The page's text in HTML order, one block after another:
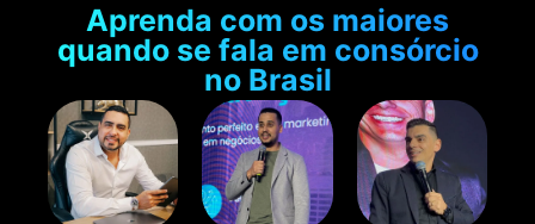
Aprenda com os maiores
quando se fala em consórcio
no Brasil